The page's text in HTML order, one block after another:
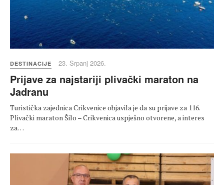
DESTINACIJE 23. Srpanj 2026.
Prijave za najstariji plivački maraton na
Jadranu
Turistička zajednica Crikvenice objavila je da su prijave za 116.
Plivački maraton Šilo – Crikvenica uspješno otvorene, a interes
za…